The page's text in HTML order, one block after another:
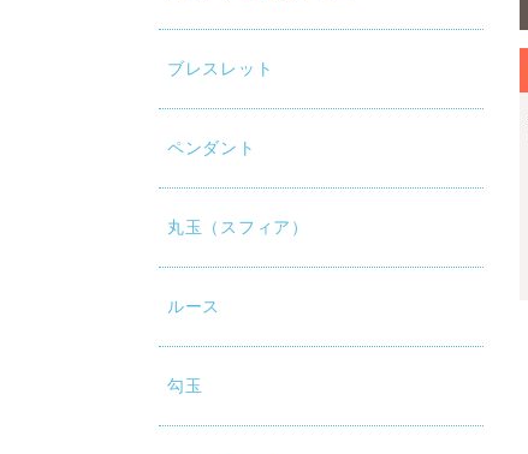
ブレスレット
ペンダント
丸玉（スフィア）
ルース
勾玉